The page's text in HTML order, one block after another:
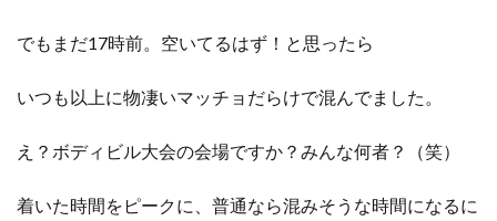
でもまだ17時前。空いてるはず！と思ったら
いつも以上に物凄いマッチョだらけで混んでました。
え？ボディビル大会の会場ですか？みんな何者？（笑）
着いた時間をピークに、普通なら混みそうな時間になるに